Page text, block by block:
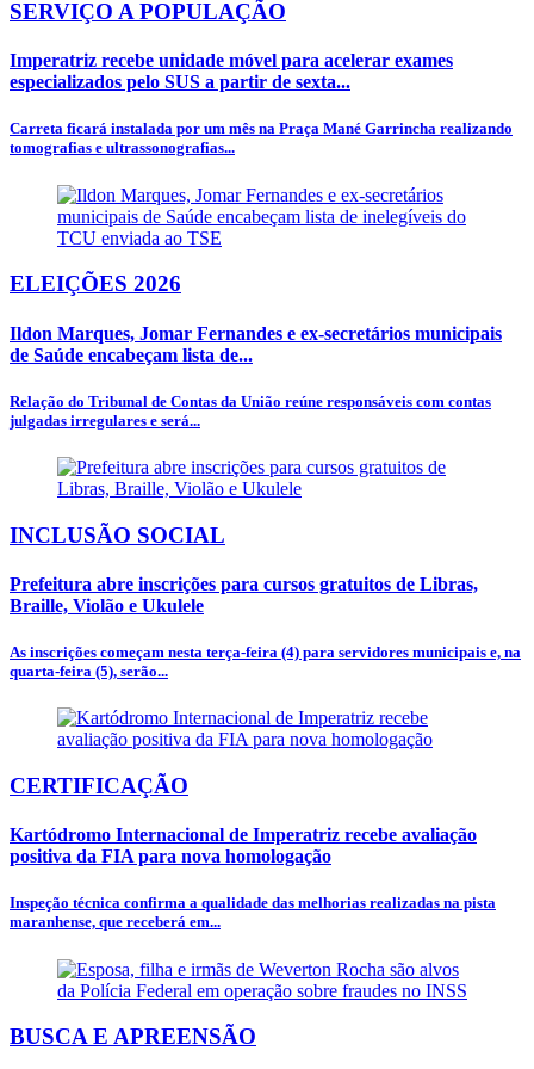
SERVIÇO A POPULAÇÃO
Imperatriz recebe unidade móvel para acelerar exames
especializados pelo SUS a partir de sexta...
Carreta ficará instalada por um mês na Praça Mané Garrincha realizando
tomografias e ultrassonografias...
ELEIÇÕES 2026
Ildon Marques, Jomar Fernandes e ex-secretários municipais
de Saúde encabeçam lista de...
Relação do Tribunal de Contas da União reúne responsáveis com contas
julgadas irregulares e será...
INCLUSÃO SOCIAL
Prefeitura abre inscrições para cursos gratuitos de Libras,
Braille, Violão e Ukulele
As inscrições começam nesta terça-feira (4) para servidores municipais e, na
quarta-feira (5), serão...
CERTIFICAÇÃO
Kartódromo Internacional de Imperatriz recebe avaliação
positiva da FIA para nova homologação
Inspeção técnica confirma a qualidade das melhorias realizadas na pista
maranhense, que receberá em...
BUSCA E APREENSÃO